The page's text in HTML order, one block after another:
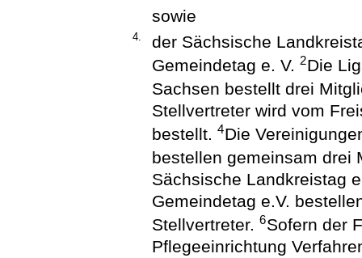
sowie
4.
der Sächsische
Gemeindetag e. V. 2Die
Sachsen bestellt drei
Stellvertreter wird vom
bestellt. 4Die
bestellen gemeinsam drei
Sächsische Landkreistag
Gemeindetag e.V.
Stellvertreter. 6Sofern der
Pflegeeinrichtung